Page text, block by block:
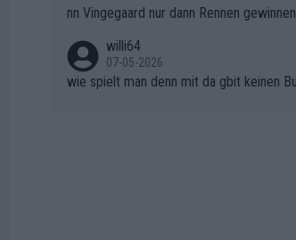
berwasser, aber SD Worx und Vollering
hen. (gregmann)
nn Vingegaard nur dann Rennen
willi64
07-05-2026
wie spielt man denn mit da gbit keinen